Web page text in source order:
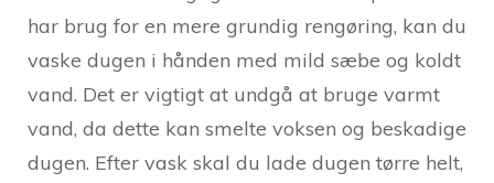
har brug for en mere grundig rengøring, kan du
vaske dugen i hånden med mild sæbe og koldt
vand. Det er vigtigt at undgå at bruge varmt
vand, da dette kan smelte voksen og beskadige
dugen. Efter vask skal du lade dugen tørre helt,